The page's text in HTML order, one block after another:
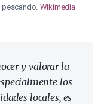
pescando. Wikimedia
y valorar la
los
locales, es